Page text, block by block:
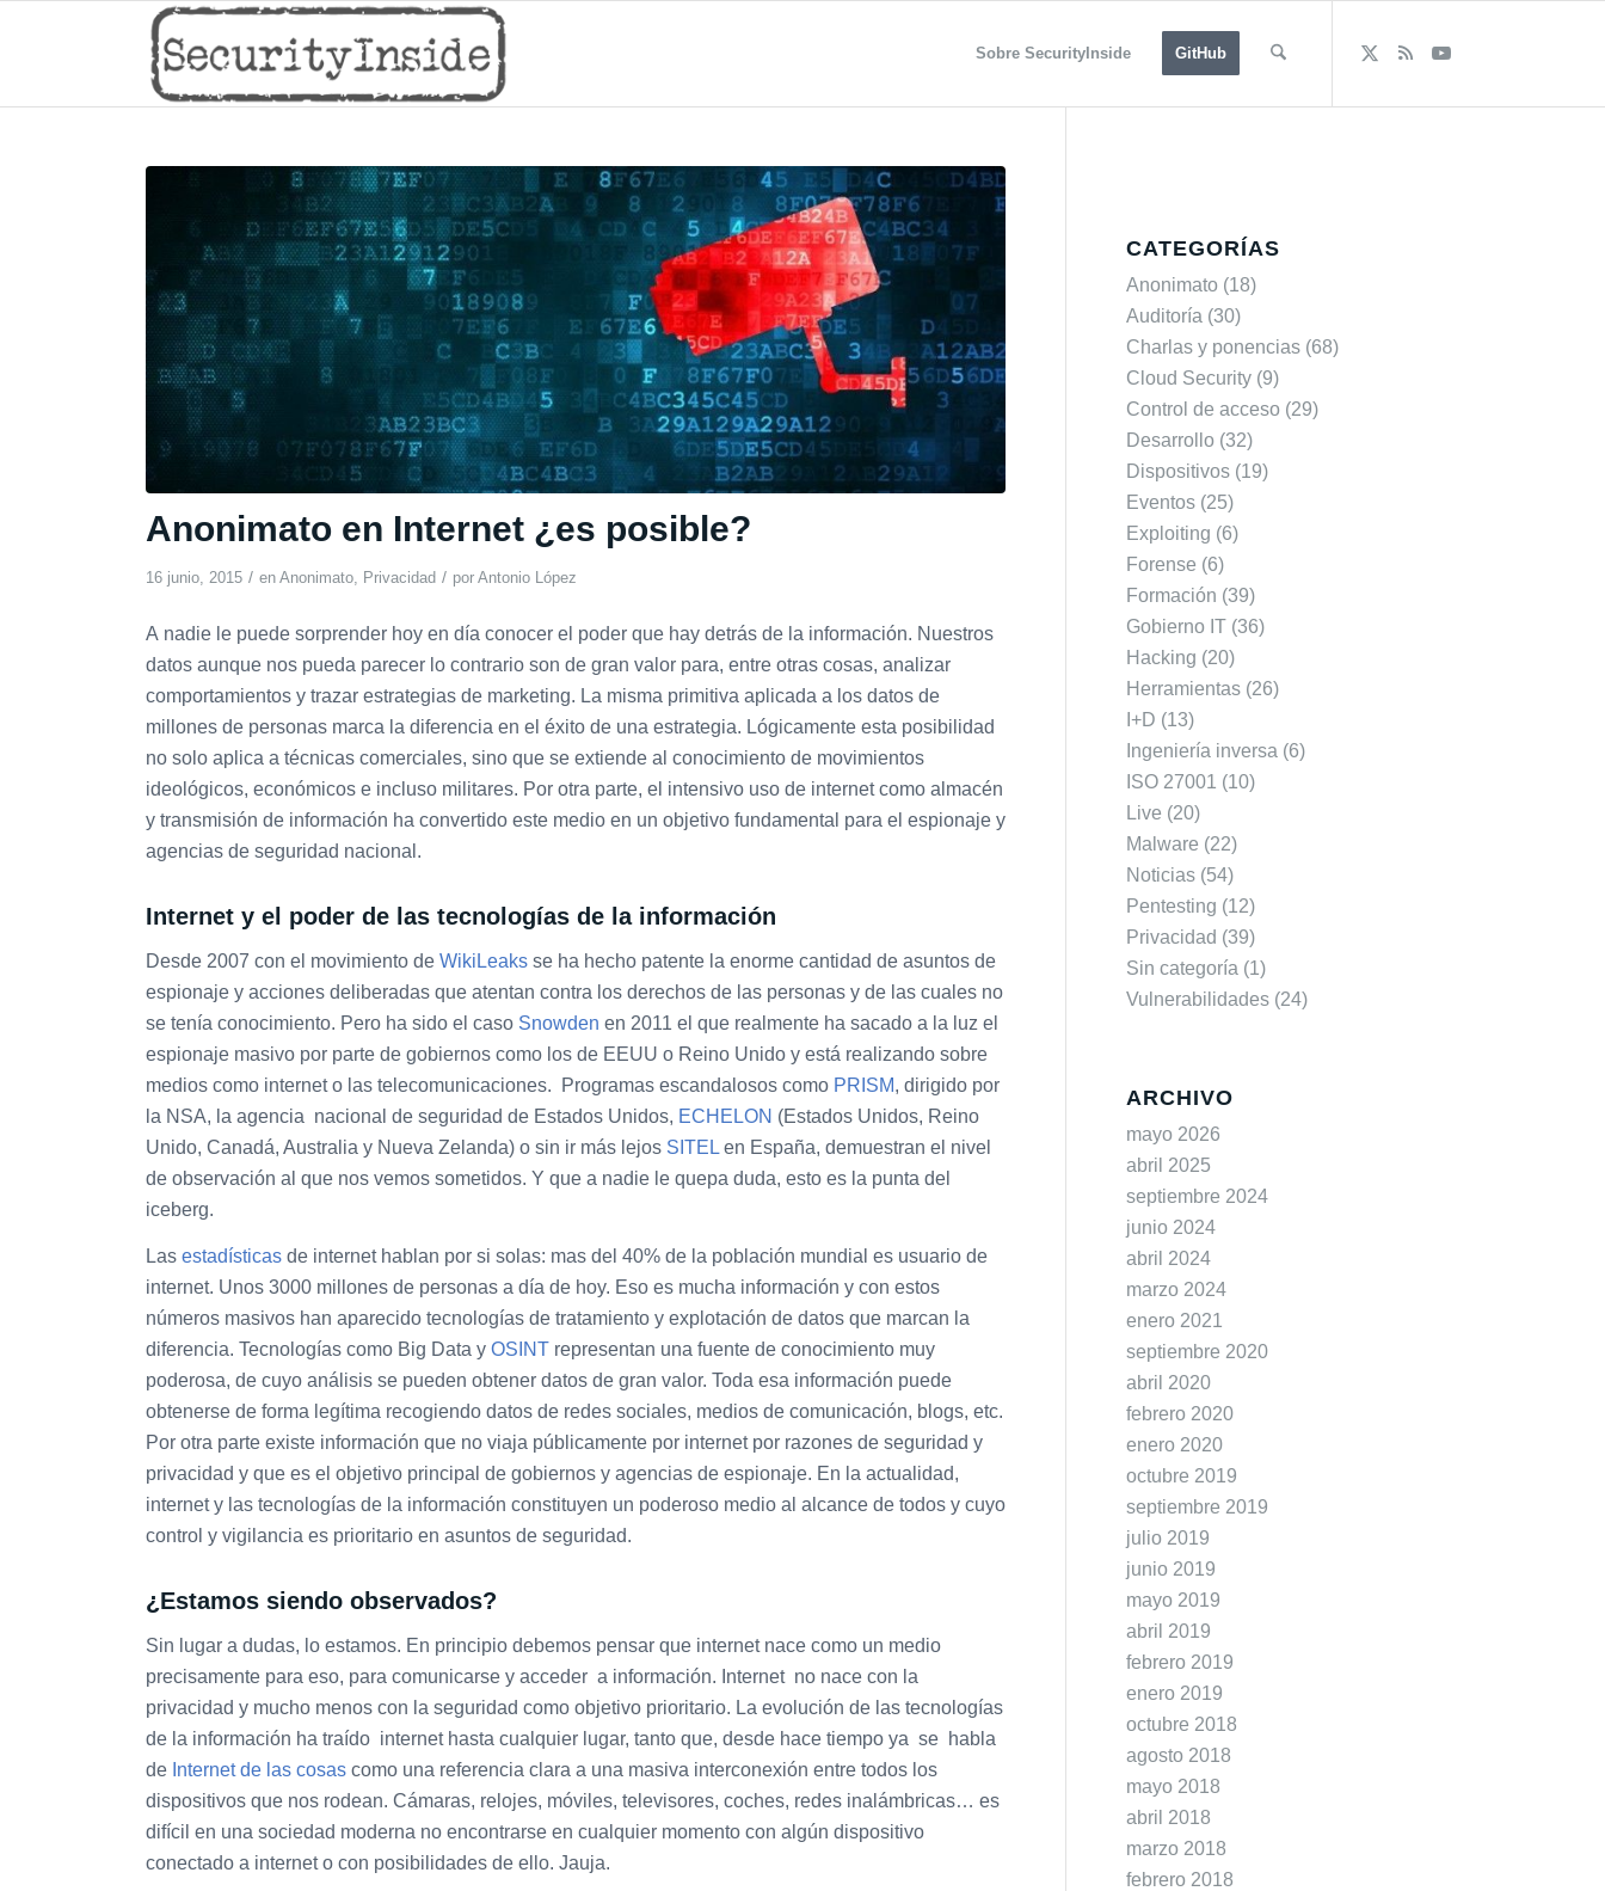
Sobre SecurityInside GitHub
Anonimato en Internet ¿es posible?
16 junio, 2015 / en Anonimato Privacidad / por Antonio López
A nadie le puede sorprender hoy en día conocer el poder que hay detrás de la información. Nuestros
datos aunque nos pueda parecer lo contrario son de gran valor para, entre otras cosas, analizar
comportamientos y trazar estrategias de marketing. La misma primitiva aplicada a los datos de
millones de personas marca la diferencia en el éxito de una estrategia. Lógicamente esta posibilidad
no solo aplica a técnicas comerciales, sino que se extiende al conocimiento de movimientos
ideológicos, económicos e incluso militares. Por otra parte, el intensivo uso de internet como almacén
y transmisión de información ha convertido este medio en un objetivo fundamental para el espionaje y
agencias de seguridad nacional.
Internet y el poder de las tecnologías de la información
Desde 2007 con el movimiento de WikiLeaks se ha hecho patente la enorme cantidad de asuntos de
espionaje y acciones deliberadas que atentan contra los derechos de las personas y de las cuales no
se tenía conocimiento. Pero ha sido el caso Snowden en 2011 el que realmente ha sacado a la luz el
espionaje masivo por parte de gobiernos como los de EEUU o Reino Unido y está realizando sobre
medios como internet o las telecomunicaciones. Programas escandalosos como PRISM, dirigido por
la NSA, la agencia nacional de seguridad de Estados Unidos, ECHELON (Estados Unidos, Reino
Unido, Canadá, Australia y Nueva Zelanda) o sin ir más lejos SITEL en España, demuestran el nivel
de observación al que nos vemos sometidos. Y que a nadie le quepa duda, esto es la punta del
iceberg.
Las estadísticas de internet hablan por si solas: mas del 40% de la población mundial es usuario de
internet. Unos 3000 millones de personas a día de hoy. Eso es mucha información y con estos
números masivos han aparecido tecnologías de tratamiento y explotación de datos que marcan la
diferencia. Tecnologías como Big Data y OSINT representan una fuente de conocimiento muy
poderosa, de cuyo análisis se pueden obtener datos de gran valor. Toda esa información puede
obtenerse de forma legítima recogiendo datos de redes sociales, medios de comunicación, blogs, etc.
Por otra parte existe información que no viaja públicamente por internet por razones de seguridad y
privacidad y que es el objetivo principal de gobiernos y agencias de espionaje. En la actualidad,
internet y las tecnologías de la información constituyen un poderoso medio al alcance de todos y cuyo
control y vigilancia es prioritario en asuntos de seguridad.
¿Estamos siendo observados?
Sin lugar a dudas, lo estamos. En principio debemos pensar que internet nace como un medio
precisamente para eso, para comunicarse y acceder a información. Internet no nace con la
privacidad y mucho menos con la seguridad como objetivo prioritario. La evolución de las tecnologías
de la información ha traído internet hasta cualquier lugar, tanto que, desde hace tiempo ya se habla
de Internet de las cosas como una referencia clara a una masiva interconexión entre todos los
dispositivos que nos rodean. Cámaras, relojes, móviles, televisores, coches, redes inalámbricas… es
difícil en una sociedad moderna no encontrarse en cualquier momento con algún dispositivo
conectado a internet o con posibilidades de ello. Jauja.
CATEGORÍAS
Anonimato (18)
Auditoría (30)
Charlas y ponencias (68)
Cloud Security (9)
Control de acceso (29)
Desarrollo (32)
Dispositivos (19)
Eventos (25)
Exploiting (6)
Forense (6)
Formación (39)
Gobierno IT (36)
Hacking (20)
Herramientas (26)
I+D (13)
Ingeniería inversa (6)
ISO 27001 (10)
Live (20)
Malware (22)
Noticias (54)
Pentesting (12)
Privacidad (39)
Sin categoría (1)
Vulnerabilidades (24)
ARCHIVO
mayo 2026
abril 2025
septiembre 2024
junio 2024
abril 2024
marzo 2024
enero 2021
septiembre 2020
abril 2020
febrero 2020
enero 2020
octubre 2019
septiembre 2019
julio 2019
junio 2019
mayo 2019
abril 2019
febrero 2019
enero 2019
octubre 2018
agosto 2018
mayo 2018
abril 2018
marzo 2018
febrero 2018